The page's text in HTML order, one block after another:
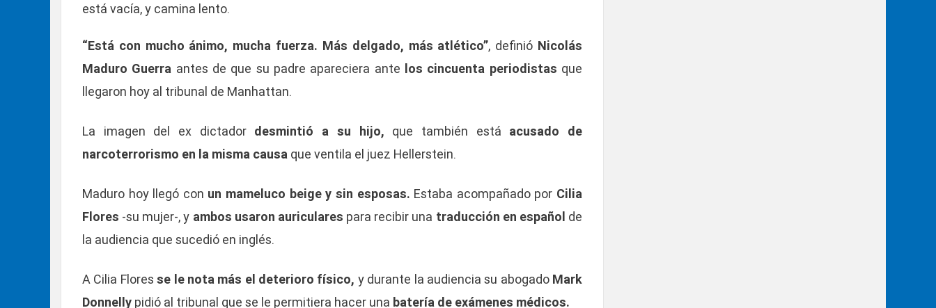
está vacía, y camina lento.
“Está con mucho ánimo, mucha fuerza. Más delgado, más atlético”, definió Nicolás
Maduro Guerra antes de que su padre apareciera ante los cincuenta periodistas que
llegaron hoy al tribunal de Manhattan.
La imagen del ex dictador desmintió a su hijo, que también está acusado de
narcoterrorismo en la misma causa que ventila el juez Hellerstein.
Maduro hoy llegó con un mameluco beige y sin esposas. Estaba acompañado por Cilia
Flores -su mujer-, y ambos usaron auriculares para recibir una traducción en español de
la audiencia que sucedió en inglés.
A Cilia Flores se le nota más el deterioro físico, y durante la audiencia su abogado Mark
Donnelly pidió al tribunal que se le permitiera hacer una batería de exámenes médicos.